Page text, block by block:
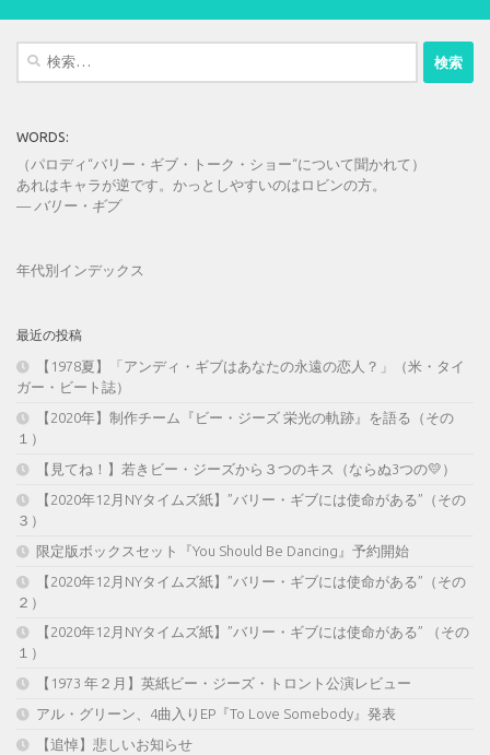
WORDS:
（パロディ“バリー・ギブ・トーク・ショー“について聞かれて）
あれはキャラが逆です。かっとしやすいのはロビンの方。
— バリー・ギブ
年代別インデックス
最近の投稿
【1978夏】「アンディ・ギブはあなたの永遠の恋人？」（米・タイ
ガー・ビート誌）
【2020年】制作チーム『ビー・ジーズ 栄光の軌跡』を語る（その
１）
【見てね！】若きビー・ジーズから３つのキス（ならぬ3つの💛）
【2020年12月NYタイムズ紙】”バリー・ギブには使命がある”（その
３）
限定版ボックスセット『You Should Be Dancing』予約開始
【2020年12月NYタイムズ紙】”バリー・ギブには使命がある”（その
２）
【2020年12月NYタイムズ紙】”バリー・ギブには使命がある” （その
１）
【1973 年２月】英紙ビー・ジーズ・トロント公演レビュー
アル・グリーン、4曲入りEP『To Love Somebody』発表
【追悼】悲しいお知らせ